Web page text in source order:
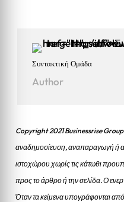
Συντακτική Ομάδα
Author
Copyright 2021 Businessrise
αναδημοσίευση, αναπαραγωγή ή
ιστοχώρου χωρίς τις κάτωθι
προς το άρθρο ή την σελίδα.Ο
Όταν τα κείμενα υπογράφονται